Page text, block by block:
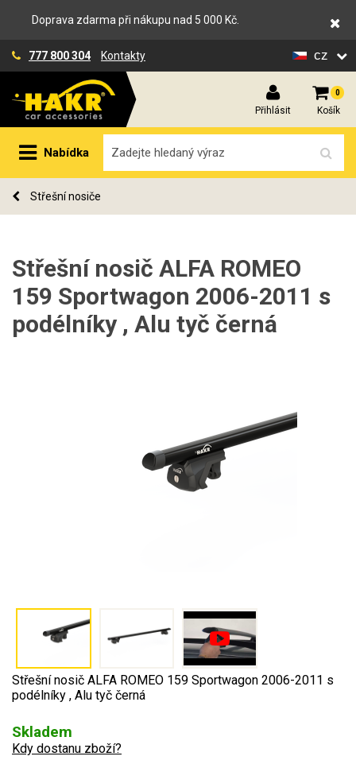
Doprava zdarma při nákupu nad 5 000 Kč.
777 800 304 Kontakty cz
Přihlásit
0
Košík
Nabídka
Střešní nosiče
Střešní nosič ALFA ROMEO
159 Sportwagon 2006-2011 s
podélníky , Alu tyč černá
Střešní nosič ALFA ROMEO 159 Sportwagon 2006-2011 s
podélníky , Alu tyč černá
Skladem
Kdy dostanu zboží?